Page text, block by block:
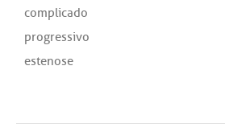
complicado
progressivo
estenose